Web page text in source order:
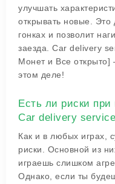
улучшать
открывать новые. Это
гонках и позволит
заезда. Car delivery
Монет и Все
этом деле!
Есть ли риски
Car delivery
Как и в любых играх,
риски. Основной из
играешь слишком
Однако, если ты